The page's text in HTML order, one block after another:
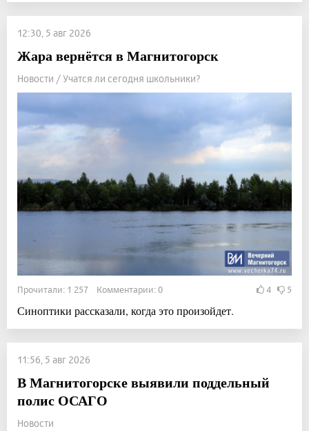
12:30, 5 авг 2026
Жара вернётся в Магнитогорск
Новости / Учатся ли сегодня школьники?
Прочитали: 1 257 Комментарии: 0 4 5
Синоптики рассказали, когда это произойдет.
11:56, 5 авг 2026
В Магнитогорске выявили поддельный
полис ОСАГО
Новости